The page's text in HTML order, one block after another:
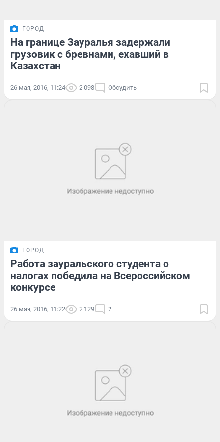
ГОРОД
На границе Зауралья задержали
грузовик с бревнами, ехавший в
Казахстан
26 мая, 2016, 11:24 2 098 Обсудить
ГОРОД
Работа зауральского студента о
налогах победила на Всероссийском
конкурсе
26 мая, 2016, 11:22 2 129 2